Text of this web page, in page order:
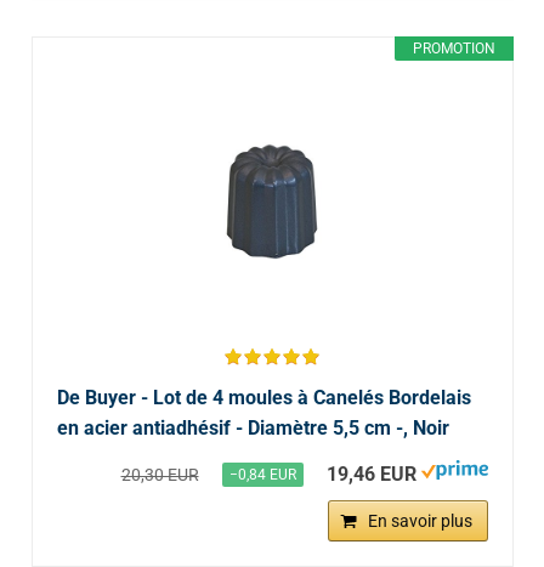
PROMOTION
De Buyer - Lot de 4 moules à Canelés Bordelais
en acier antiadhésif - Diamètre 5,5 cm -, Noir
20,30 EUR −0,84 EUR 19,46 EUR
En savoir plus